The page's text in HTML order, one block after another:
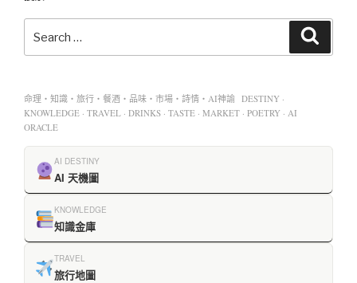
命理・知識・旅行・餐酒・品味・市場・詩情・AI神諭 DESTINY ·
KNOWLEDGE · TRAVEL · DRINKS · TASTE · MARKET · POETRY · AI
ORACLE
AI DESTINY
AI 天機圖
KNOWLEDGE
知識金庫
TRAVEL
旅行地圖